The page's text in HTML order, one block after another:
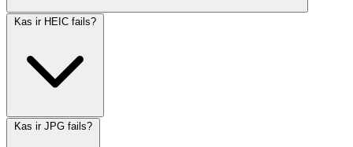
Kas ir HEIC fails?
Kas ir JPG fails?